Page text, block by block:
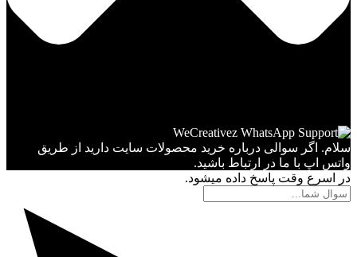
سلام. اگر سوالی درباره خرید محصولات سایت دارید از طریق
واتس اپ با ما در ارتباط باشید.
در اسرع وقت پاسخ داده میشود.